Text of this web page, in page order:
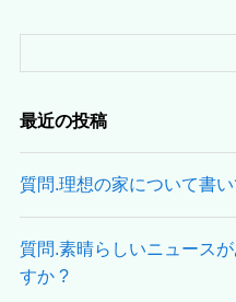
最近の投稿
質問.理想の家について書い
質問.素晴らしいニュース
すか ?